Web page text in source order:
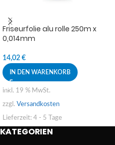
Friseurfolie alu rolle 250m x
0,014mm
14,02 €
IN DEN WARENKORB
inkl. 19 % MwSt.
zzgl. Versandkosten
Lieferzeit: 4 - 5 Tage
KATEGORIEN